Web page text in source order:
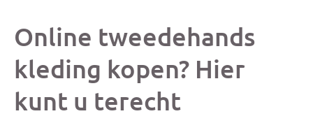
bericht
Online tweedehands
kleding kopen? Hier
kunt u terecht